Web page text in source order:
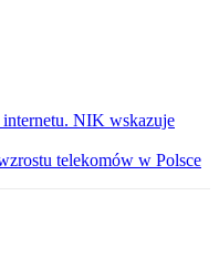
NIK wskazuje
telekomów w Polsce